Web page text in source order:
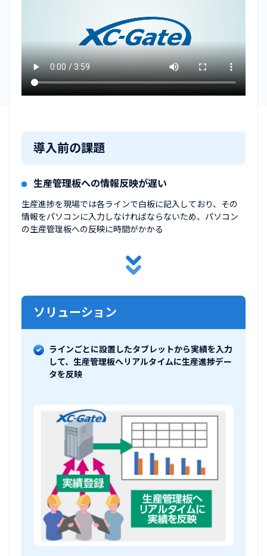
導入前の課題
生産管理板への情報反映が遅い
生産進捗を現場では各ラインで白板に記入しており、その
情報をパソコンに入力しなければならないため、パソコン
の生産管理板への反映に時間がかかる
ソリューション
ラインごとに設置したタブレットから実績を入力
して、生産管理板へリアルタイムに生産進捗デー
タを反映